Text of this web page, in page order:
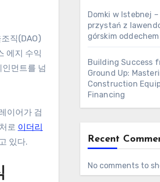
직(DAO)
에지 수익
먼트를 넘
이어가 검
로 이더리
있다.
Domki w Istebnej
przystań z
górskim oddechem
Building Success
Ground Up:
Construction
Financing
Recent
No comments to